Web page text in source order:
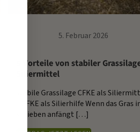
5. Februar 2026
5 Vorteile von stabiler
Siliermittel
stabile Grassilage CFKE als
– CFKE als Silierhilfe Wenn das Gras
schieben anfängt […]